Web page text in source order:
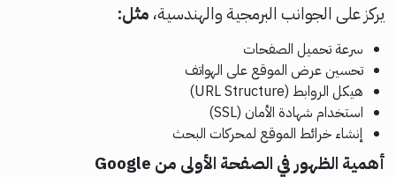
يركز على الجوانب البرمجية والهندسية، مثل:
سرعة تحميل الصفحات
تحسين عرض الموقع على الهواتف
هيكل الروابط (URL Structure)
استخدام شهادة الأمان (SSL)
إنشاء خرائط الموقع لمحركات البحث
أهمية الظهور في الصفحة الأولى من Google